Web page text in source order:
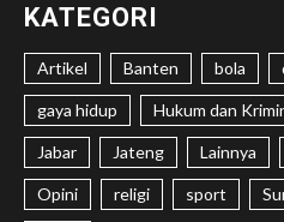
KATEGORI
Artikel Banten bola
gaya hidup Hukum dan
Jabar Jateng Lainnya
Opini religi sport